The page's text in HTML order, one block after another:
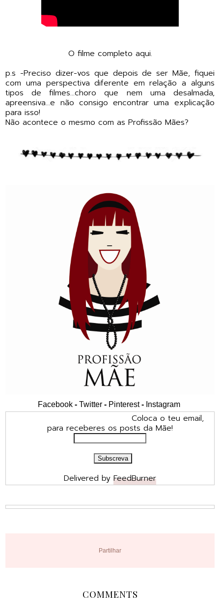
O filme completo aqui.
p.s -Preciso dizer-vos que depois de ser Mãe, fiquei
com uma perspectiva diferente em relação a alguns
tipos de filmes...choro que nem uma desalmada,
apreensiva...e não consigo encontrar uma explicação
para isso!
Não acontece o mesmo com as Profissão Mães?
Facebook - Twitter - Pinterest- Instagram
Coloca o teu email,
para receberes os posts da Mãe!
Delivered by FeedBurner
Partilhar
COMMENTS